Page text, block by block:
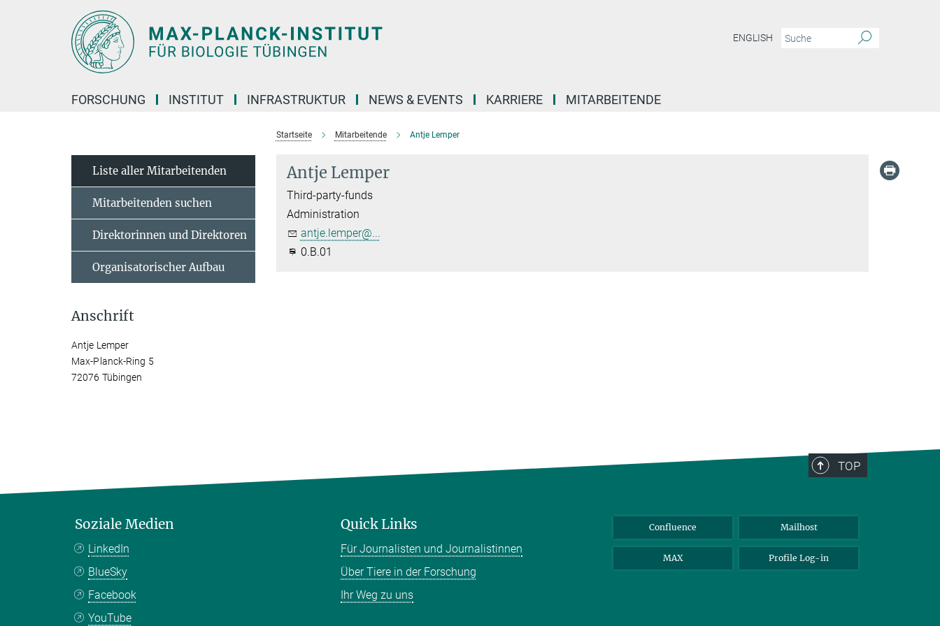
ENGLISH
FORSCHUNG INSTITUT INFRASTRUKTUR NEWS & EVENTS KARRIERE MITARBEITENDE
Startseite Mitarbeitende Antje Lemper
Antje Lemper
Third-party-funds
Administration
antje.lemper@...
0.B.01
Liste aller Mitarbeitenden
Mitarbeitenden suchen
Direktorinnen und Direktoren
Organisatorischer Aufbau
Anschrift
Antje Lemper
Max-Planck-Ring 5
72076 Tübingen
TOP
Soziale Medien
LinkedIn
BlueSky
Facebook
YouTube
Quick Links
Für Journalisten und Journalistinnen
Über Tiere in der Forschung
Ihr Weg zu uns
Confluence Mailhost
MAX Profile Log-in